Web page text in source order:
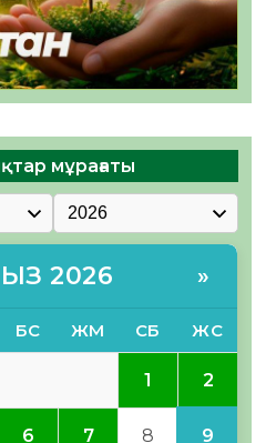
мұрағаты
2026 »
БС ЖМ СБ ЖС
1 2
6 7 8 9